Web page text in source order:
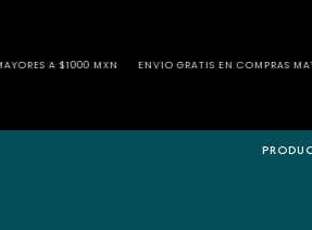
ENVÍO GRATIS EN COMPRAS MAYORES A $1000 MXN